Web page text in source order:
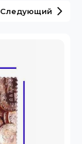
Следующий